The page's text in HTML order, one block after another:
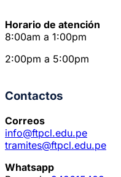
Horario de atención
8:00am a 1:00pm
2:00pm a 5:00pm
Contactos
Correos
info@ftpcl.edu.pe
tramites@ftpcl.edu.pe
Whatsapp